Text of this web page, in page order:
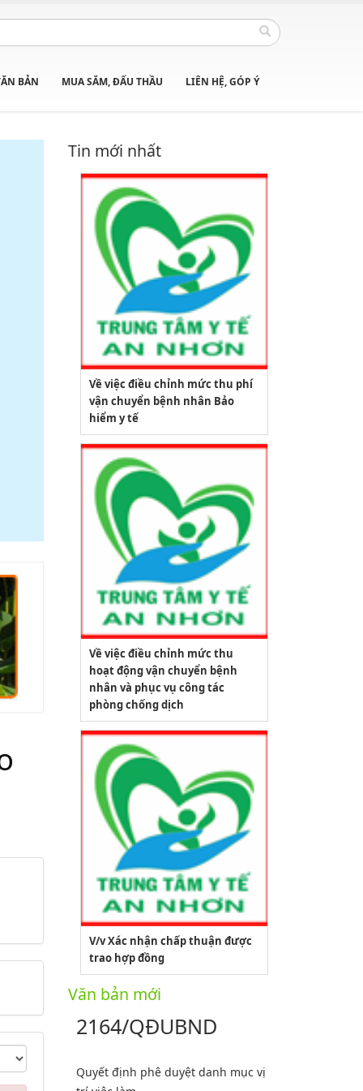
BẢN MUA SẮM, ĐẤU THẦU LIÊN HỆ, GÓP Ý
Tin mới nhất
Về việc điều chỉnh mức thu phí
vận chuyển bệnh nhân Bảo
hiểm y tế
Về việc điều chỉnh mức thu
hoạt động vận chuyển bệnh
nhân và phục vụ công tác
phòng chống dịch
V/v Xác nhận chấp thuận được
trao hợp đồng
Văn bản mới
2164/QĐUBND
Quyết định phê duyệt danh mục vị